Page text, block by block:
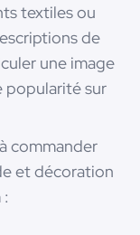
textiles ou
de
une image
sur
commander
et décoration